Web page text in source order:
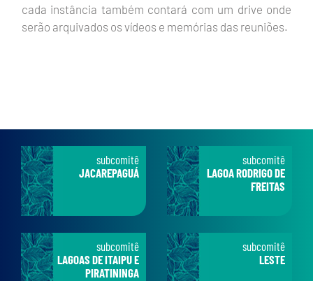
cada instância também contará com um drive onde
serão arquivados os vídeos e memórias das reuniões.
subcomitê
JACAREPAGUÁ
subcomitê
LAGOA RODRIGO DE
FREITAS
subcomitê
LAGOAS DE ITAIPU E
PIRATININGA
subcomitê
LESTE